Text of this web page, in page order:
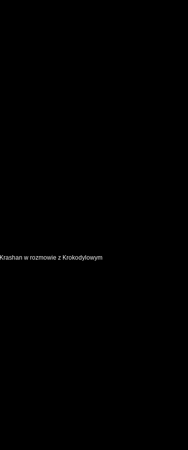
Krashan w rozmowie z Krokodylowym